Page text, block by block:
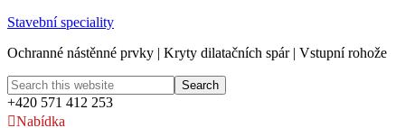
Stavební speciality
Ochranné nástěnné prvky | Kryty dilatačních spár | Vstupní rohože
+420 571 412 253
Nabídka